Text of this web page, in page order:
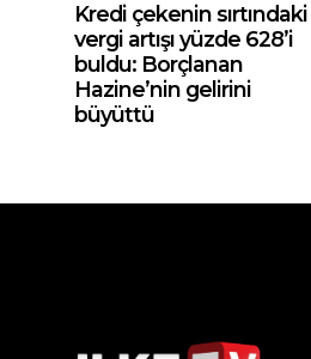
Kredi çekenin sırtındaki
vergi artışı yüzde 628’i
buldu: Borçlanan
Hazine’nin gelirini
büyüttü